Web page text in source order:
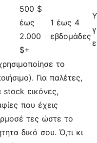
500 $
έως
2.000
$+
1 έως 4
εβδομάδες
το
Για παλέτες,
stock εικόνες,
που έχεις
τες ώστε το
δικό σου. Ό,τι κι